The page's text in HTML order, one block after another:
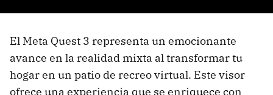
El Meta Quest 3 representa un emocionante
avance en la realidad mixta al transformar tu
hogar en un patio de recreo virtual. Este visor
ofrece una experiencia que se enriquece con